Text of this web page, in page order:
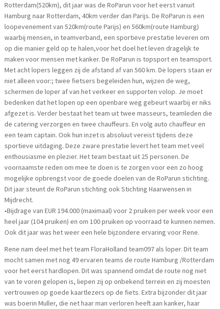
Rotterdam(520km), dit jaar was de RoParun voor het eerst vanuit
Hamburg naar Rotterdam, 40km verder dan Parijs. De RoParun is een
loopevenement van 520km(route Parijs) en 560km(route Hamburg)
waarbij mensen, in teamverband, een sportieve prestatie leveren om
op die manier geld op te halen,voor het doel het leven dragelijk te
maken voor mensen met kanker. De RoParun is topsport en teamsport.
Met acht lopers leggen zij de afstand af van 560 km. De lopers staan er
niet alleen voor:; twee fietsers begeleiden hun, wijzen de weg,
schermen de loper af van het verkeer en supporten volop. Je moet
bedenken dat het lopen op een openbare weg gebeurt waarbij er niks
afgezet is. Verder bestaat het team uit twee masseurs, teamleden die
de catering verzorgen en twee chauffeurs. En volg auto chauffeur en
een team captain. Ook hun inzet is absoluut vereist tijdens deze
sportieve uitdaging. Deze zware prestatie levert het team met veel
enthousiasme en plezier. Het team bestaat uit 25 personen. De
voornaamste reden om mee te doen is te zorgen voor een zo hoog
mogelijke opbrengst voor de goede doelen van de RoParun stichting.
Dit jaar steunt de RoParun stichting ook Stichting Haarwensen in
Mijdrecht.
•Bijdrage van EUR 194.000 (maximaal) voor 2 pruiken per week voor een
heel jaar (104 pruiken) en om 100 pruiken op voorraad te kunnen nemen.
Ook dit jaar was het weer een hele bijzondere ervaring voor Rene.
Rene nam deel met het team FloraHolland team097 als loper. Dit team
mocht samen met nog 49 ervaren teams de route Hamburg /Rotterdam
voor het eerst hardlopen. Dit was spannend omdat de route nog niet
van te voren gelopen is, liepen zij op onbekend terrein en zij moesten
vertrouwen op goede kaartlezers op de fiets. Extra bijzonder dit jaar
was boerin Muller, die net haar man verloren heeft aan kanker, haar